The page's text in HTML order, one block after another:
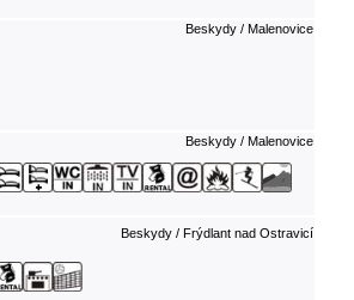
Beskydy / Malenovice
Beskydy / Malenovice
Beskydy / Frýdlant nad Ostravicí